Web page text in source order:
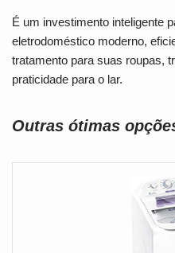
É um investimento inteligente
eletrodoméstico moderno,
tratamento para suas roupas,
praticidade para o lar.
Outras ótimas